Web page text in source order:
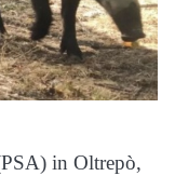
in Oltrepò,